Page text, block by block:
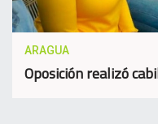
ARAGUA
Oposición realizó